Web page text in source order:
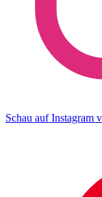
Schau auf Instagram